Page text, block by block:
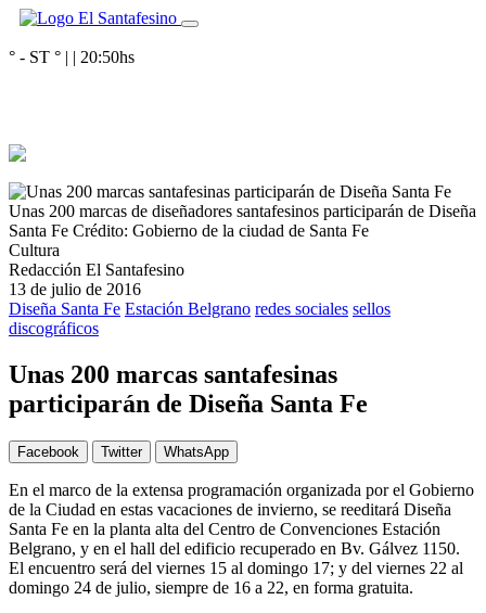
° - ST ° | | 20:50hs
Unas 200 marcas de diseñadores santafesinos participarán de Diseña
Santa Fe Crédito: Gobierno de la ciudad de Santa Fe
Cultura
Redacción El Santafesino
13 de julio de 2016
Diseña Santa Fe Estación Belgrano redes sociales sellos
discográficos
Unas 200 marcas santafesinas
participarán de Diseña Santa Fe
Facebook Twitter WhatsApp
En el marco de la extensa programación organizada por el Gobierno
de la Ciudad en estas vacaciones de invierno, se reeditará Diseña
Santa Fe en la planta alta del Centro de Convenciones Estación
Belgrano, y en el hall del edificio recuperado en Bv. Gálvez 1150.
El encuentro será del viernes 15 al domingo 17; y del viernes 22 al
domingo 24 de julio, siempre de 16 a 22, en forma gratuita.